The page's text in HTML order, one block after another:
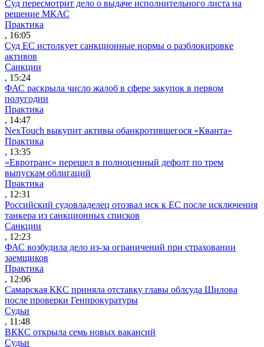
Суд пересмотрит дело о выдаче исполнительного листа на
решение МКАС
Практика
, 16:05
Суд ЕС истолкует санкционные нормы о разблокировке
активов
Санкции
, 15:24
ФАС раскрыла число жалоб в сфере закупок в первом
полугодии
Практика
, 14:47
NexTouch выкупит активы обанкротившегося «Кванта»
Практика
, 13:35
«Евротранс» перешел в полноценный дефолт по трем
выпускам облигаций
Практика
, 12:31
Российский судовладелец отозвал иск к ЕС после исключения
танкера из санкционных списков
Санкции
, 12:23
ФАС возбудила дело из-за ограничений при страховании
заемщиков
Практика
, 12:06
Самарская ККС приняла отставку главы облсуда Шилова
после проверки Генпрокуратуры
Судьи
, 11:48
ВККС открыла семь новых вакансий
Судьи